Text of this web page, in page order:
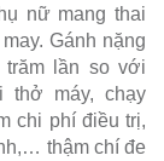
nữ mang thai
Gánh nặng
lần so với
thở máy, chạy
chi phí điều trị,
thậm chí đe